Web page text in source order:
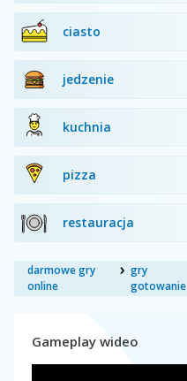
ciasto
jedzenie
kuchnia
pizza
restauracja
darmowe gry
online
gry
gotowanie
Gameplay wideo